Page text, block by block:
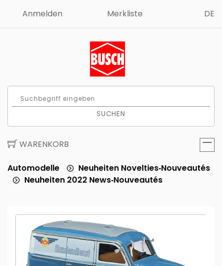
Anmelden Merkliste DE
SUCHEN
WARENKORB
Automodelle
Neuheiten Novelties‑Nouveautés
Neuheiten 2022 News‑Nouveautés